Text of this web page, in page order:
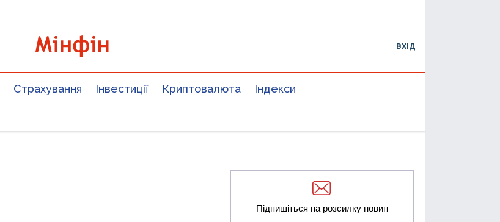
ВХІД
Страхування Інвестиції Криптовалюта Індекси
Підпишіться на розсилку новин